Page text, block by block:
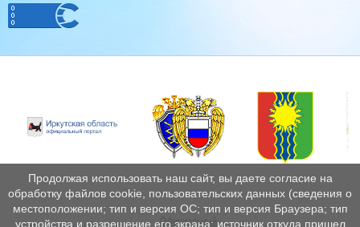
Официальный
Продолжая использовать наш сайт, вы даете согласие на
обработку файлов cookie, пользовательских данных (сведения о
местоположении; тип и версия ОС; тип и версия Браузера; тип
устройства и разрешение его экрана; источник откуда пришел